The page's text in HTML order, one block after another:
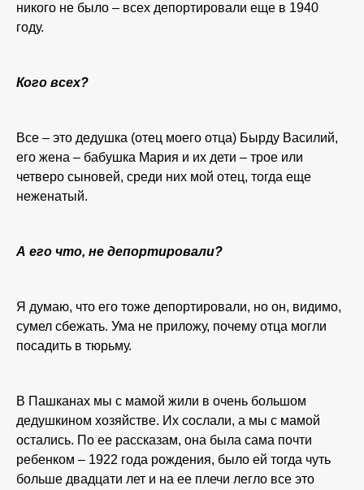
никого не было – всех депортировали еще в 1940
году.
Кого всех?
Все – это дедушка (отец моего отца) Бырду Василий,
его жена – бабушка Мария и их дети – трое или
четверо сыновей, среди них мой отец, тогда еще
неженатый.
А его что, не депортировали?
Я думаю, что его тоже депортировали, но он, видимо,
сумел сбежать. Ума не приложу, почему отца могли
посадить в тюрьму.
В Пашканах мы с мамой жили в очень большом
дедушкином хозяйстве. Их сослали, а мы с мамой
остались. По ее рассказам, она была сама почти
ребенком – 1922 года рождения, было ей тогда чуть
больше двадцати лет и на ее плечи легло все это